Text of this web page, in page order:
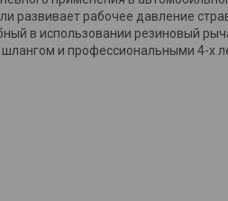
развивает рабочее давление
в использовании резиновый
шлангом и профессиональными 4-х